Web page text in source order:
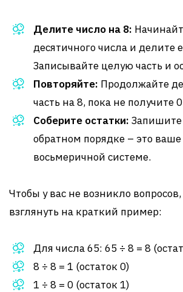
Делите число на 8:
десятичного числа и делите
Записывайте целую часть и
Повторяйте: Продолжайте
часть на 8, пока не получите
Соберите остатки: Запишите
обратном порядке – это
восьмеричной системе.
Чтобы у вас не возникло
взглянуть на краткий пример:
Для числа 65: 65 ÷ 8 = 8
8 ÷ 8 = 1 (остаток 0)
1 ÷ 8 = 0 (остаток 1)